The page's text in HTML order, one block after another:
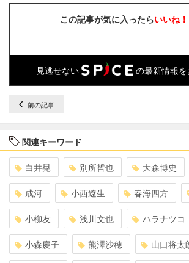
この記事が気に入ったらいいね！
見逃せない の最新情報を
前の記事
関連キーワード
白井晃 別所哲也 大森博史
成河 小西遼生 春海四方
小柳友 浅川文也 ハラナツコ
小森慶子 熊澤沙穂 山口将太